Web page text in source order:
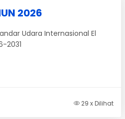
2026
Udara Internasional El
2031
29 x Dilihat